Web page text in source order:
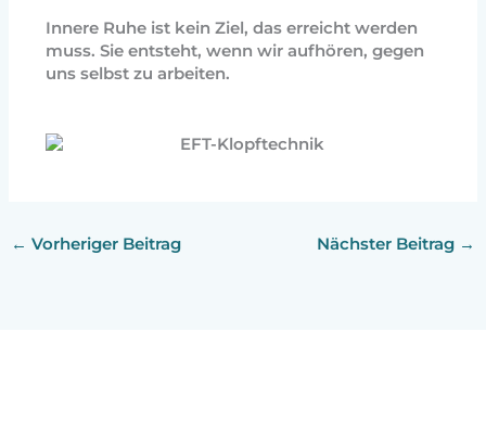
Innere Ruhe ist kein Ziel, das erreicht werden
muss. Sie entsteht, wenn wir aufhören, gegen
uns selbst zu arbeiten.
← Vorheriger Beitrag Nächster Beitrag →